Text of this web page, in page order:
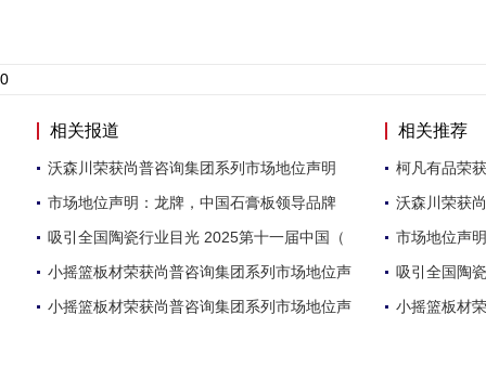
0
相关报道
沃森川荣获尚普咨询集团系列市场地位声明
市场地位声明：龙牌，中国石膏板领导品牌
吸引全国陶瓷行业目光 2025第十一届中国（
小摇篮板材荣获尚普咨询集团系列市场地位声
小摇篮板材荣获尚普咨询集团系列市场地位声
相关推荐
柯凡有品荣
沃森川荣获
市场地位声
吸引全国陶
小摇篮板材